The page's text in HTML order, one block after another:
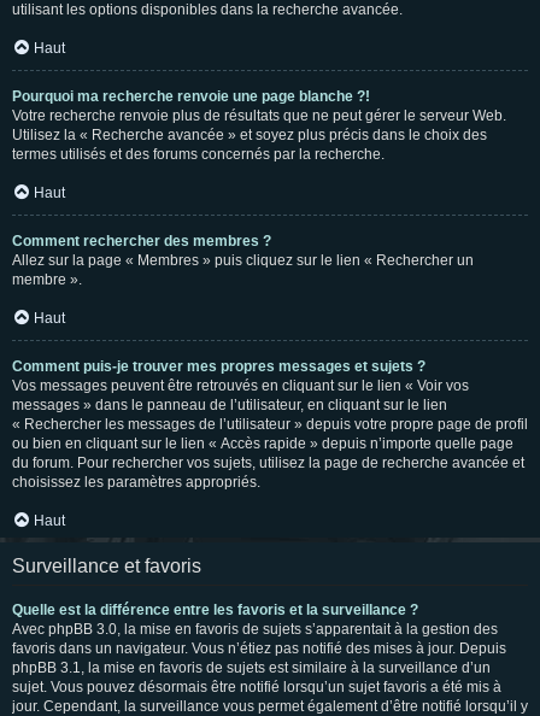
utilisant les options disponibles dans la recherche avancée.
Haut
Pourquoi ma recherche renvoie une page blanche ?!
Votre recherche renvoie plus de résultats que ne peut gérer le serveur Web.
Utilisez la « Recherche avancée » et soyez plus précis dans le choix des
termes utilisés et des forums concernés par la recherche.
Haut
Comment rechercher des membres ?
Allez sur la page « Membres » puis cliquez sur le lien « Rechercher un
membre ».
Haut
Comment puis-je trouver mes propres messages et sujets ?
Vos messages peuvent être retrouvés en cliquant sur le lien « Voir vos
messages » dans le panneau de l’utilisateur, en cliquant sur le lien
« Rechercher les messages de l’utilisateur » depuis votre propre page de profil
ou bien en cliquant sur le lien « Accès rapide » depuis n’importe quelle page
du forum. Pour rechercher vos sujets, utilisez la page de recherche avancée et
choisissez les paramètres appropriés.
Haut
Surveillance et favoris
Quelle est la différence entre les favoris et la surveillance ?
Avec phpBB 3.0, la mise en favoris de sujets s’apparentait à la gestion des
favoris dans un navigateur. Vous n’étiez pas notifié des mises à jour. Depuis
phpBB 3.1, la mise en favoris de sujets est similaire à la surveillance d’un
sujet. Vous pouvez désormais être notifié lorsqu’un sujet favoris a été mis à
jour. Cependant, la surveillance vous permet également d’être notifié lorsqu’il y